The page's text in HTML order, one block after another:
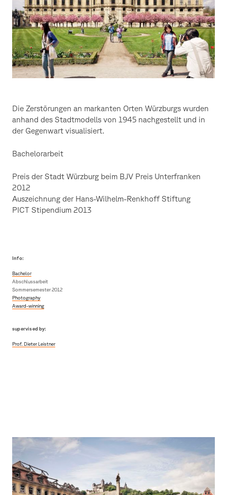
Die Zerstörungen an markanten Orten Würzburgs wurden
anhand des Stadtmodells von 1945 nachgestellt und in
der Gegenwart visualisiert.
Bachelorarbeit
Preis der Stadt Würzburg beim BJV Preis Unterfranken
2012
Auszeichnung der Hans-Wilhelm-Renkhoff Stiftung
PICT Stipendium 2013
Info:
Bachelor
Abschlussarbeit
Sommersemester 2012
Photography
Award-winning
supervised by:
Prof. Dieter Leistner